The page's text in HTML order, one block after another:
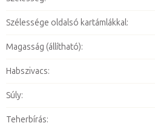
Szélessége oldalsó kartámlákkal:
Magasság (állítható):
Habszivacs:
Súly:
Teherbírás: